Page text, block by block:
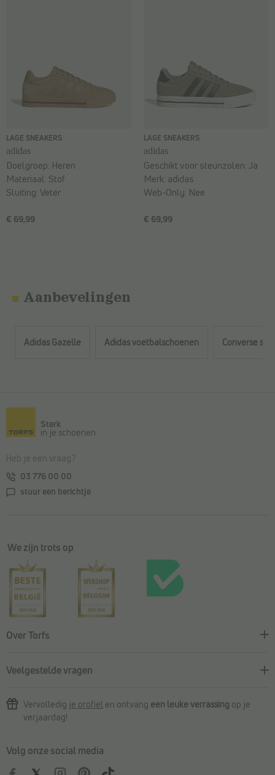
LAGE SNEAKERS
adidas
€ 69,99
Doelgroep: Heren
Materiaal: Stof
Sluiting:Veter
LAGE SNEAKERS
adidas
€ 69,99
Geschikt voor steunzolen:Ja
Merk: adidas
Web-Only: Nee
Aanbevelingen
Adidas Gazelle Adidas voetbalschoenen Converse
Sterk
in je schoenen
Heb je een vraag?
03 776 00 00
stuur een berichtje
We zijn trots op
Over Torfs
Veelgestelde vragen
Vervolledig je profiel en ontvang een leuke verrassing op je
verjaardag!
Volg onze social media